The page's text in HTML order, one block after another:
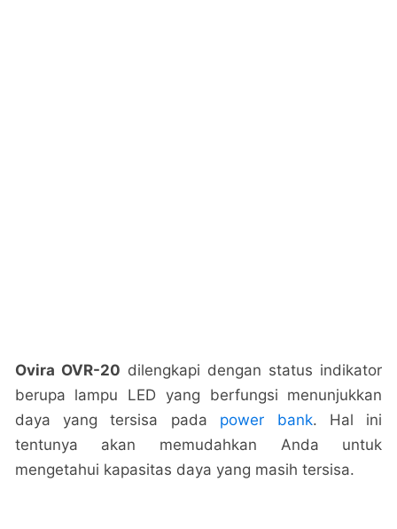
Ovira OVR-20 dilengkapi dengan status indikator
berupa lampu LED yang berfungsi menunjukkan
daya yang tersisa pada power bank. Hal ini
tentunya akan memudahkan Anda untuk
mengetahui kapasitas daya yang masih tersisa.